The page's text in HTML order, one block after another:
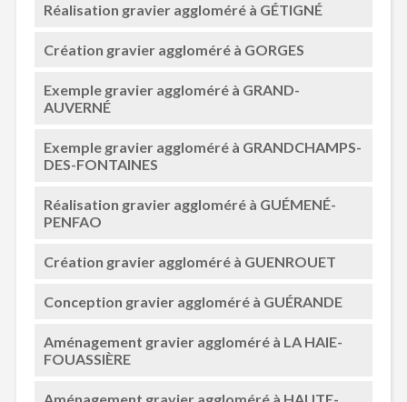
Réalisation gravier aggloméré à GÉTIGNÉ
Création gravier aggloméré à GORGES
Exemple gravier aggloméré à GRAND-
AUVERNÉ
Exemple gravier aggloméré à GRANDCHAMPS-
DES-FONTAINES
Réalisation gravier aggloméré à GUÉMENÉ-
PENFAO
Création gravier aggloméré à GUENROUET
Conception gravier aggloméré à GUÉRANDE
Aménagement gravier aggloméré à LA HAIE-
FOUASSIÈRE